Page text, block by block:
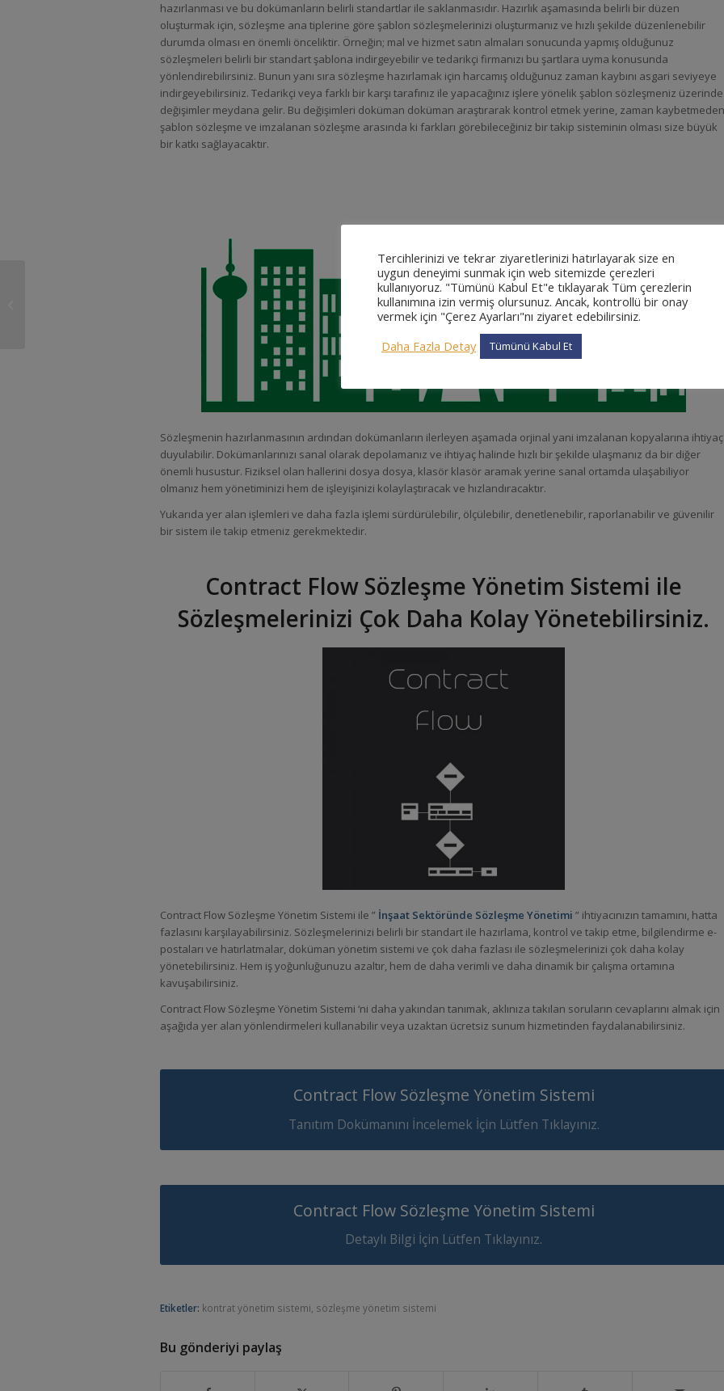
hazırlanması ve bu dokümanların belirli standartlar ile saklanmasıdır. Hazırlık aşamasında belirli bir düzen
oluşturmak için, sözleşme ana tiplerine göre şablon sözleşmelerinizi oluşturmanız ve hızlı şekilde düzenlenebilir
durumda olması en önemli önceliktir. Örneğin; mal ve hizmet satın almaları sonucunda yapmış olduğunuz
sözleşmeleri belirli bir standart şablona indirgeyebilir ve tedarikçi firmanızı bu şartlara uyma konusunda
yönlendirebilirsiniz. Bunun yanı sıra sözleşme hazırlamak için harcamış olduğunuz zaman kaybını asgari seviyeye
indirgeyebilirsiniz. Tedarikçi veya farklı bir karşı tarafınız ile yapacağınız işlere yönelik şablon sözleşmeniz üzerinde
değişimler meydana gelir. Bu değişimleri doküman doküman araştırarak kontrol etmek yerine, zaman kaybetmeden
şablon sözleşme ve imzalanan sözleşme arasında ki farkları görebileceğiniz bir takip sisteminin olması size büyük
bir katkı sağlayacaktır.
Sözleşmenin hazırlanmasının ardından dokümanların ilerleyen aşamada orjinal yani imzalanan kopyalarına ihtiyaç
duyulabilir. Dokümanlarınızı sanal olarak depolamanız ve ihtiyaç halinde hızlı bir şekilde ulaşmanız da bir diğer
önemli husustur. Fiziksel olan hallerini dosya dosya, klasör klasör aramak yerine sanal ortamda ulaşabiliyor
olmanız hem yönetiminizi hem de işleyişinizi kolaylaştıracak ve hızlandıracaktır.
Yukarıda yer alan işlemleri ve daha fazla işlemi sürdürülebilir, ölçülebilir, denetlenebilir, raporlanabilir ve güvenilir
bir sistem ile takip etmeniz gerekmektedir.
Contract Flow Sözleşme Yönetim Sistemi ile
Sözleşmelerinizi Çok Daha Kolay Yönetebilirsiniz.
Contract Flow Sözleşme Yönetim Sistemi ile ” İnşaat Sektöründe Sözleşme Yönetimi ” ihtiyacınızın tamamını, hatta
fazlasını karşılayabilirsiniz. Sözleşmelerinizi belirli bir standart ile hazırlama, kontrol ve takip etme, bilgilendirme e-
postaları ve hatırlatmalar, doküman yönetim sistemi ve çok daha fazlası ile sözleşmelerinizi çok daha kolay
yönetebilirsiniz. Hem iş yoğunluğunuzu azaltır, hem de daha verimli ve daha dinamik bir çalışma ortamına
kavuşabilirsiniz.
Contract Flow Sözleşme Yönetim Sistemi ‘ni daha yakından tanımak, aklınıza takılan soruların cevaplarını almak için
aşağıda yer alan yönlendirmeleri kullanabilir veya uzaktan ücretsiz sunum hizmetinden faydalanabilirsiniz.
Contract Flow Sözleşme Yönetim Sistemi
Tanıtım Dokümanını İncelemek İçin Lütfen Tıklayınız.
Contract Flow Sözleşme Yönetim Sistemi
Detaylı Bilgi İçin Lütfen Tıklayınız.
Etiketler: kontrat yönetim sistemi sözleşme yönetim sistemi
Bu gönderiyi paylaş
Tercihlerinizi ve tekrar ziyaretlerinizi hatırlayarak size en
uygun deneyimi sunmak için web sitemizde çerezleri
kullanıyoruz. "Tümünü Kabul Et"e tıklayarak Tüm çerezlerin
kullanımına izin vermiş olursunuz. Ancak, kontrollü bir onay
vermek için "Çerez Ayarları"nı ziyaret edebilirsiniz.
Daha Fazla Detay
Tümünü Kabul Et